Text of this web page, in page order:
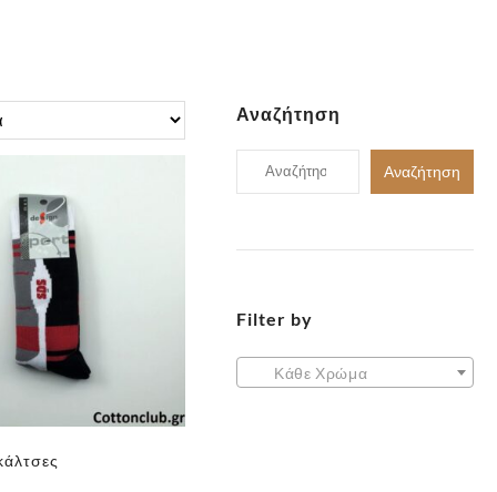
Αναζήτηση
Αναζήτηση
για:
Αναζήτηση
Filter by
Κάθε Χρώμα